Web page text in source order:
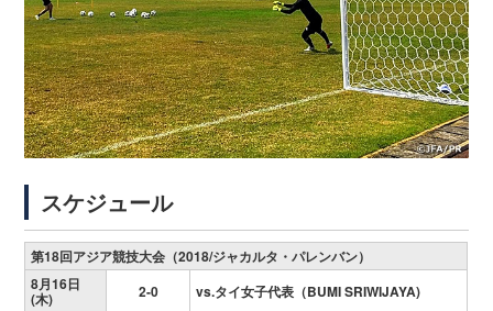
スケジュール
第18回アジア競技大会（2018/ジャカルタ・パレンバン）
8月16日
(木) 2-0
vs.タイ女子代表（BUMI SRIWIJAYA)